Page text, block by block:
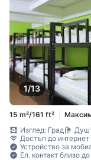
1/13
15 m²/161 ft²
Изглед: Град
Душ
Достъп до
Устройство за
Ел. контакт близо